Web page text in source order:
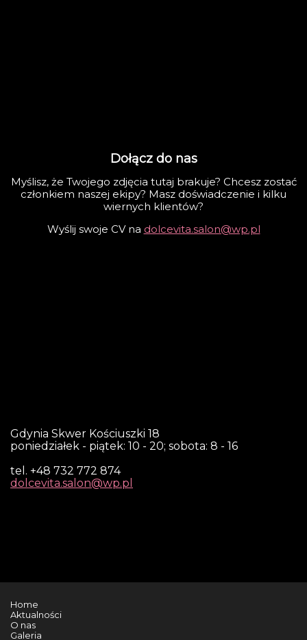
Dołącz do nas
Myślisz, że Twojego zdjęcia tutaj brakuje? Chcesz zostać
członkiem naszej ekipy? Masz doświadczenie i kilku
wiernych klientów?
Wyślij swoje CV na dolcevita.salon@wp.pl
Gdynia Skwer Kościuszki 18
poniedziałek - piątek: 10 - 20; sobota: 8 - 16
tel. +48 732 772 874
dolcevita.salon@wp.pl
Home
Aktualności
O nas
Galeria